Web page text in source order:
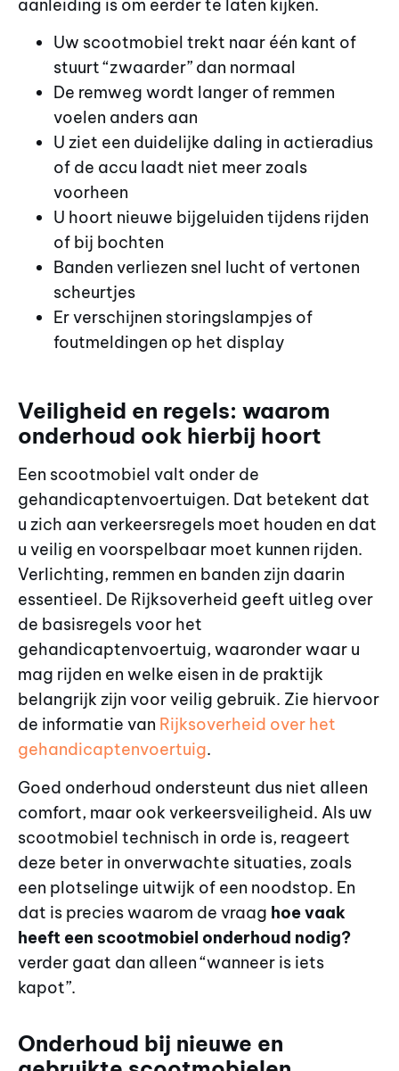
aanleiding is om eerder te laten kijken.
Uw scootmobiel trekt naar één kant of
stuurt “zwaarder” dan normaal
De remweg wordt langer of remmen
voelen anders aan
U ziet een duidelijke daling in actieradius
of de accu laadt niet meer zoals
voorheen
U hoort nieuwe bijgeluiden tijdens rijden
of bij bochten
Banden verliezen snel lucht of vertonen
scheurtjes
Er verschijnen storingslampjes of
foutmeldingen op het display
Veiligheid en regels: waarom
onderhoud ook hierbij hoort
Een scootmobiel valt onder de
gehandicaptenvoertuigen. Dat betekent dat
u zich aan verkeersregels moet houden en dat
u veilig en voorspelbaar moet kunnen rijden.
Verlichting, remmen en banden zijn daarin
essentieel. De Rijksoverheid geeft uitleg over
de basisregels voor het
gehandicaptenvoertuig, waaronder waar u
mag rijden en welke eisen in de praktijk
belangrijk zijn voor veilig gebruik. Zie hiervoor
de informatie van Rijksoverheid over het
gehandicaptenvoertuig.
Goed onderhoud ondersteunt dus niet alleen
comfort, maar ook verkeersveiligheid. Als uw
scootmobiel technisch in orde is, reageert
deze beter in onverwachte situaties, zoals
een plotselinge uitwijk of een noodstop. En
dat is precies waarom de vraag hoe vaak
heeft een scootmobiel onderhoud nodig?
verder gaat dan alleen “wanneer is iets
kapot”.
Onderhoud bij nieuwe en